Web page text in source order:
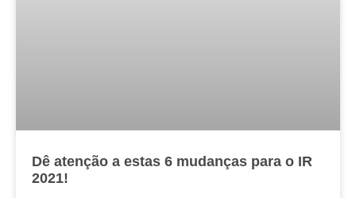
Dê atenção a estas 6 mudanças para o IR
2021!